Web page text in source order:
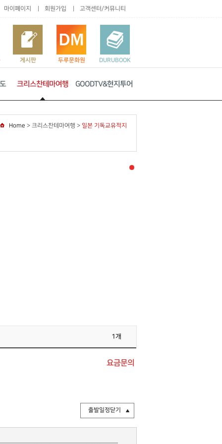
마이페이지 회원가입 고객센터/커뮤니티
게시판 두루문화원 DURUBOOK
크리스찬테마여행 GOODTV&현지투어
Home > 크리스찬테마여행 > 일본 기독교유적지
1개
요금문의
출발일정닫기